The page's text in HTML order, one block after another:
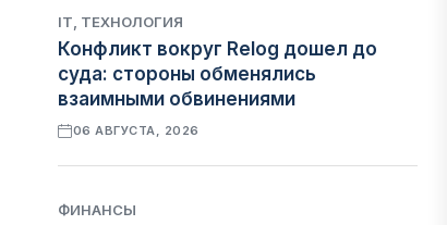
IT, ТЕХНОЛОГИЯ
Конфликт вокруг Relog дошел до
суда: стороны обменялись
взаимными обвинениями
06 АВГУСТА, 2026
ФИНАНСЫ